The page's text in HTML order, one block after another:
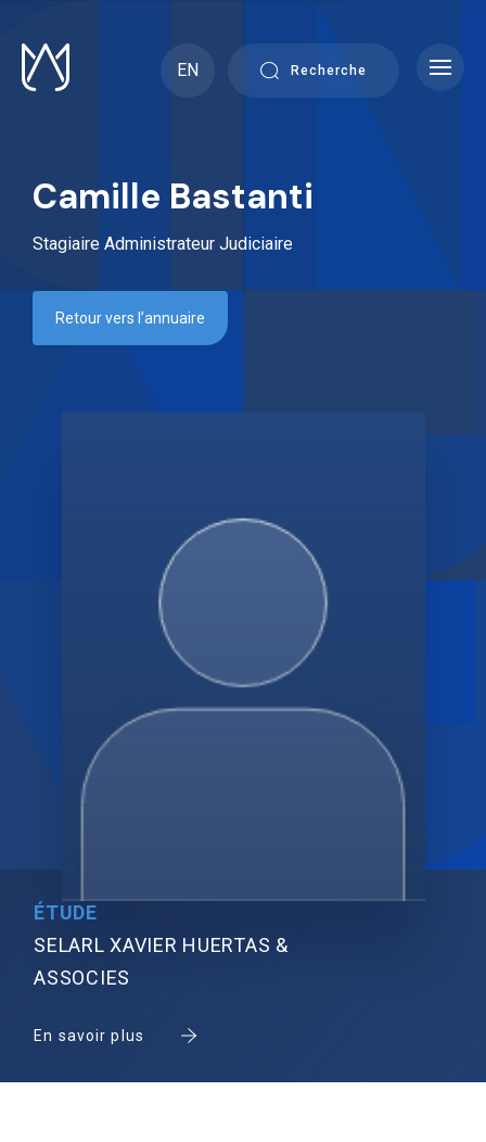
content
EN
Recherche
Camille Bastanti
Stagiaire Administrateur Judiciaire
Retour vers l’annuaire
ÉTUDE
SELARL XAVIER HUERTAS &
ASSOCIES
En savoir plus